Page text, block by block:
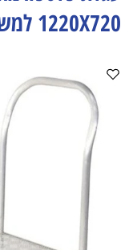
1220X720 למשקל 900 ק"ג